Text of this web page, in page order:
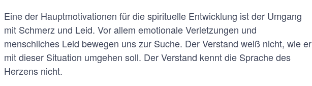
Eine der Hauptmotivationen für die spirituelle Entwicklung ist der Umgang
mit Schmerz und Leid. Vor allem emotionale Verletzungen und
menschliches Leid bewegen uns zur Suche. Der Verstand weiß nicht, wie er
mit dieser Situation umgehen soll. Der Verstand kennt die Sprache des
Herzens nicht.